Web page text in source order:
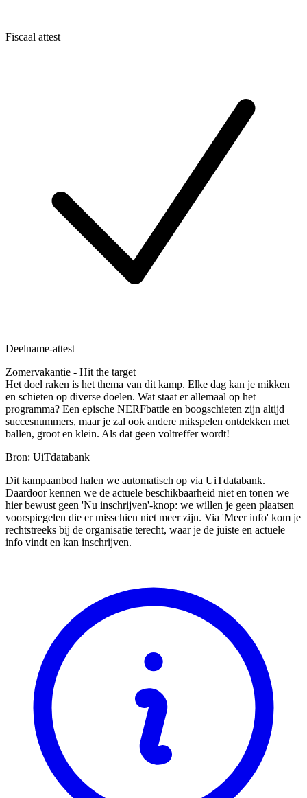
Fiscaal attest
Deelname-attest
Zomervakantie - Hit the target
Het doel raken is het thema van dit kamp. Elke dag kan je mikken
en schieten op diverse doelen. Wat staat er allemaal op het
programma? Een epische NERFbattle en boogschieten zijn altijd
succesnummers, maar je zal ook andere mikspelen ontdekken met
ballen, groot en klein. Als dat geen voltreffer wordt!
Bron: UiTdatabank
Dit kampaanbod halen we automatisch op via UiTdatabank.
Daardoor kennen we de actuele beschikbaarheid niet en tonen we
hier bewust geen 'Nu inschrijven'-knop: we willen je geen plaatsen
voorspiegelen die er misschien niet meer zijn. Via 'Meer info' kom je
rechtstreeks bij de organisatie terecht, waar je de juiste en actuele
info vindt en kan inschrijven.